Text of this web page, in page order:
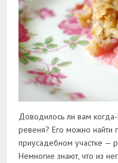
Доводилось ли вам
ревеня? Его можно найти
приусадебном участке —
Немногие знают, что из